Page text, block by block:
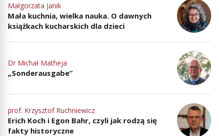
Małgorzata Janik
Mała kuchnia, wielka nauka. O dawnych
książkach kucharskich dla dzieci
Dr Michał Matheja
„Sonderausgabe”
prof. Krzysztof Ruchniewicz
Erich Koch i Egon Bahr, czyli jak rodzą się
fakty historyczne